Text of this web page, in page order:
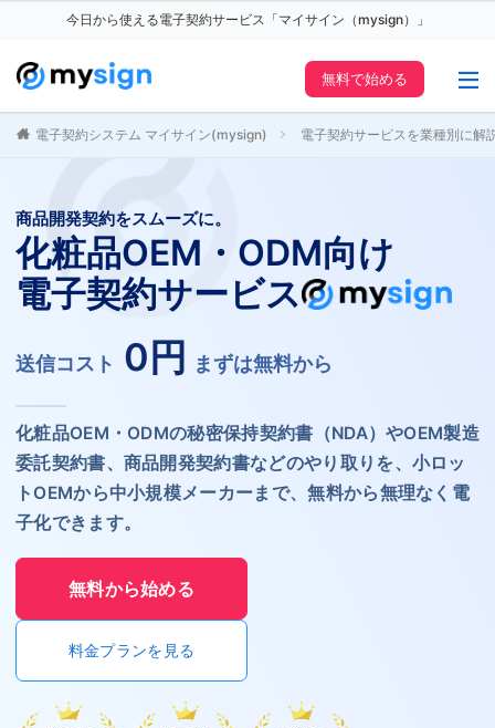
今日から使える電子契約サービス「マイサイン（mysign）」
無料で始める
電子契約システム マイサイン(mysign) 電子契約サービスを業種別に解
商品開発契約をスムーズに。
化粧品OEM・ODM向け
電子契約サービス
送信コスト 0円 まずは無料から
化粧品OEM・ODMの秘密保持契約書（NDA）やOEM製造
委託契約書、商品開発契約書などのやり取りを、小ロッ
トOEMから中小規模メーカーまで、無料から無理なく電
子化できます。
無料から始める
料金プランを見る